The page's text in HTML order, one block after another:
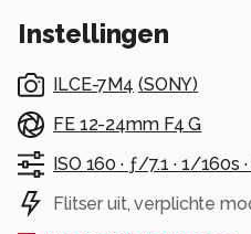
Instellingen
ILCE-7M4 (SONY)
FE 12-24mm F4 G
ISO 160 · ƒ/7.1 · 1/160s ·
Flitser uit, verplichte